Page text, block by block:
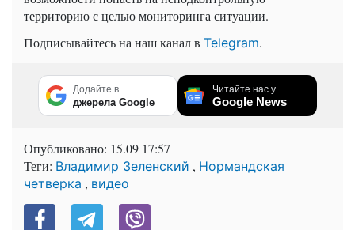
территорию с целью мониторинга ситуации.
Подписывайтесь на наш канал в Telegram.
Додайте в
джерела Google
Читайте нас у
Google News
Опубликовано: 15.09 17:57
Теги: Владимир Зеленский , Нормандская
четверка , видео